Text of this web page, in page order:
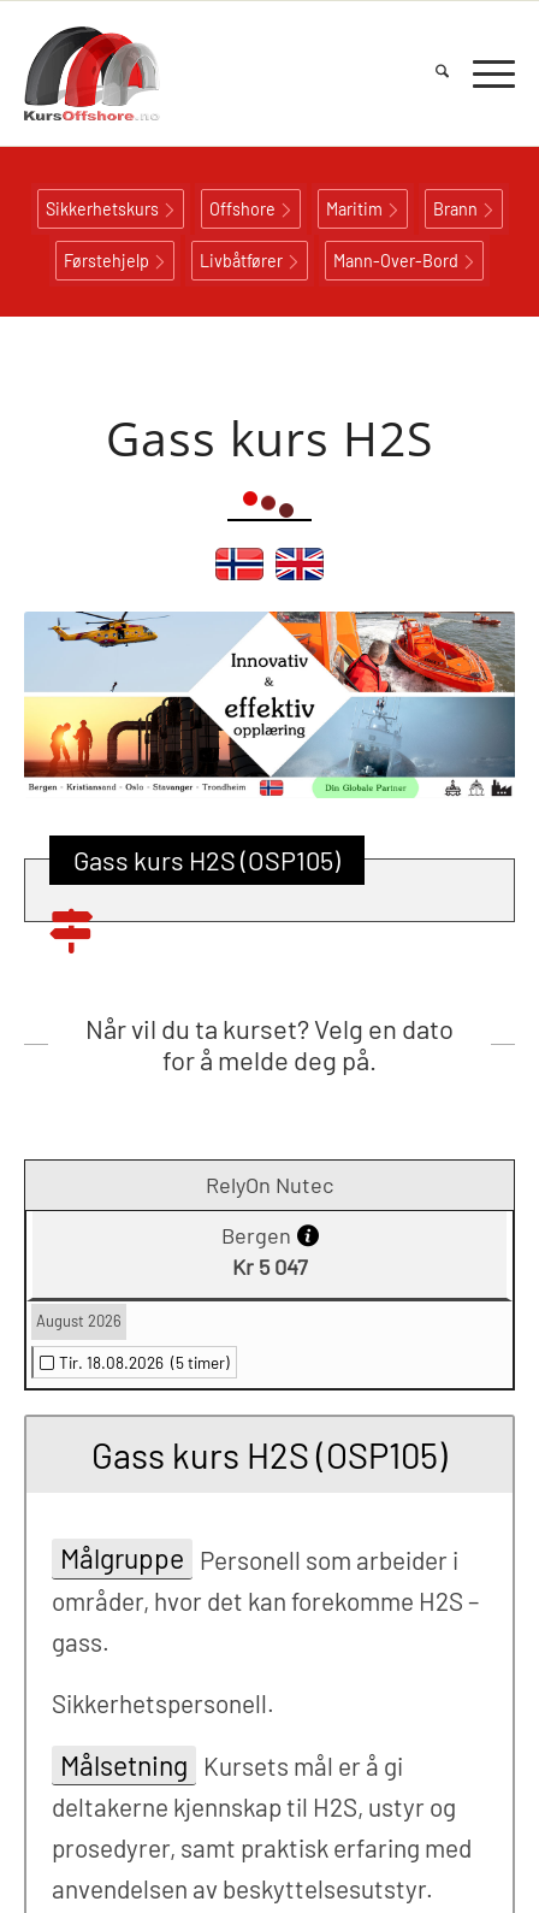
Sikkerhetskurs Offshore Maritim Brann
Førstehjelp Livbåtfører Mann-Over-Bord
Gass kurs H2S
Gass kurs H2S (OSP105)
Når vil du ta kurset? Velg en dato
for å melde deg på.
RelyOn Nutec
Bergen
Kr 5 047
August 2026
Tir. 18.08.2026 (5 timer)
Gass kurs H2S (OSP105)
Målgruppe Personell som arbeider i
områder, hvor det kan forekomme H2S –
gass.
Sikkerhetspersonell.
Målsetning
Kursets mål er å gi
deltakerne kjennskap til H2S, ustyr og
prosedyrer, samt praktisk erfaring med
anvendelsen av beskyttelsesutstyr.